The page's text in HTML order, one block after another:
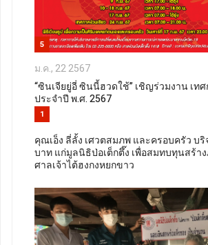
5
ม.ค., 22 2567
“ซินเจียยู่อี่ ซินนี้ฮวดใช้” เชิญร่วมงาน เท
ประจำปี พ.ศ. 2567
1
คุณเอ็ง ลี่ลั้ง เศวตสมภพ และครอบครัว บริ
บาท แก่มูลนิธิป่อเต็กตึ๊ง เพื่อสมทบทุนสร้า
ศาลเจ้าไต้ฮงกงหยกขาว